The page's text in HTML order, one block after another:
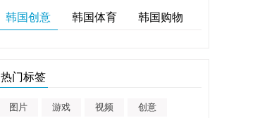
韩国创意 韩国体育 韩国购物
热门标签
图片 游戏 视频 创意